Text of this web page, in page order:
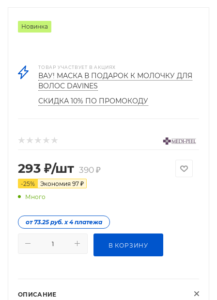
Новинка
ТОВАР УЧАСТВУЕТ В АКЦИЯХ
ВАУ! МАСКА В ПОДАРОК К МОЛОЧКУ ДЛЯ
ВОЛОС DAVINES
СКИДКА 10% ПО ПРОМОКОДУ
293 ₽/шт 390₽
-25% Экономия 97 ₽
Много
от 73.25 руб. х 4 платежа
В КОРЗИНУ
ОПИСАНИЕ